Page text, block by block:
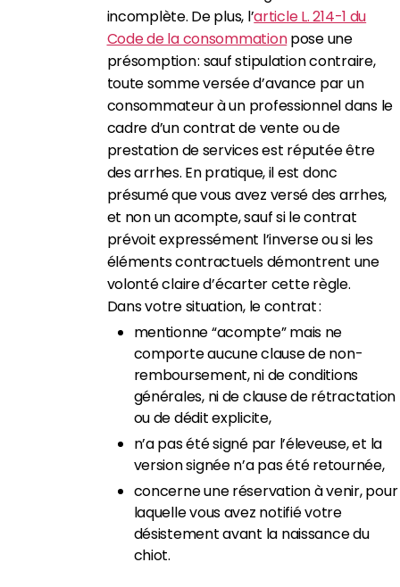
incomplète. De plus, l’article L. 214-1 du
Code de la consommationpose une
présomption : sauf stipulation contraire,
toute somme versée d’avance par un
consommateur à un professionnel dans le
cadre d’un contrat de vente ou de
prestation de services est réputée être
des arrhes. En pratique, il est donc
présumé que vous avez versé des arrhes,
et non un acompte, sauf si le contrat
prévoit expressément l’inverse ou si les
éléments contractuels démontrent une
volonté claire d’écarter cette règle.
Dans votre situation, le contrat :
mentionne “acompte” mais ne
comporte aucune clause de non-
remboursement, ni de conditions
générales, ni de clause de rétractation
ou de dédit explicite,
n’a pas été signé par l’éleveuse, et la
version signée n’a pas été retournée,
concerne une réservation à venir, pour
laquelle vous avez notifié votre
désistement avant la naissance du
chiot.